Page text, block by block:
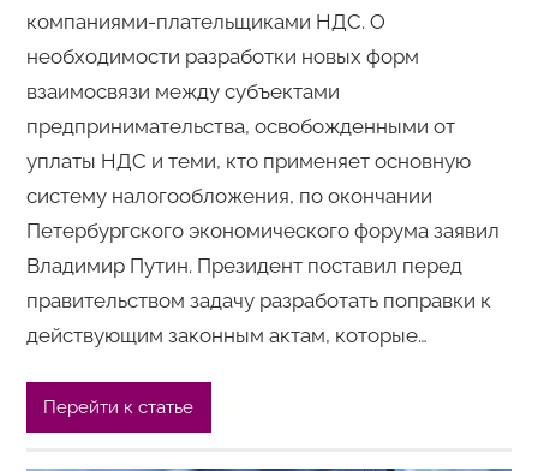
компаниями-плательщиками НДС. О
необходимости разработки новых форм
взаимосвязи между субъектами
предпринимательства, освобожденными от
уплаты НДС и теми, кто применяет основную
систему налогообложения, по окончании
Петербургского экономического форума заявил
Владимир Путин. Президент поставил перед
правительством задачу разработать поправки к
действующим законным актам, которые…
Перейти к статье